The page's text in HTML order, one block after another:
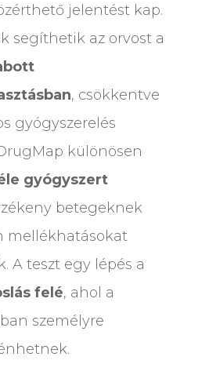
jelentést kap.
segíthetik az orvost a
, csökkentve
gyógyszerelés
különösen
gyógyszert
betegeknek
mellékhatásokat
A teszt egy lépés a
felé, ahol a
személyre